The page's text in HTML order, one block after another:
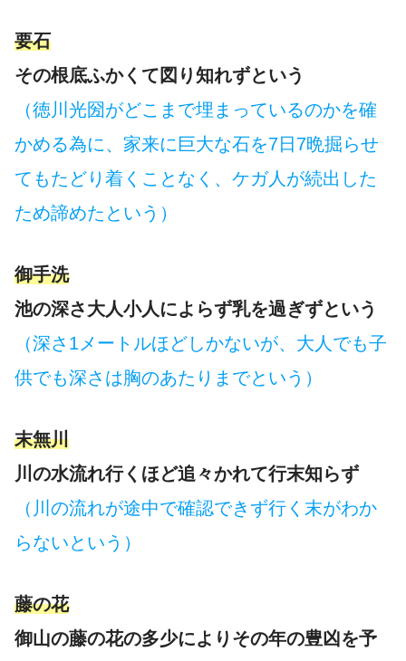
要石
その根底ふかくて図り知れずという
（徳川光圀がどこまで埋まっているのかを確
かめる為に、家来に巨大な石を7日7晩掘らせ
てもたどり着くことなく、ケガ人が続出した
ため諦めたという）
御手洗
池の深さ大人小人によらず乳を過ぎずという
（深さ1メートルほどしかないが、大人でも子
供でも深さは胸のあたりまでという）
末無川
川の水流れ行くほど追々かれて行末知らず
（川の流れが途中で確認できず行く末がわか
らないという）
藤の花
御山の藤の花の多少によりその年の豊凶を予